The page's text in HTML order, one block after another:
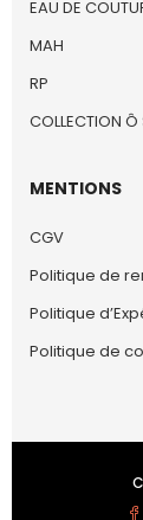
EAU DE
MAH
RP
COLLECTION Ô
MENTIONS
CGV
Politique de
Politique
Politique de